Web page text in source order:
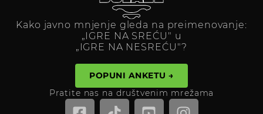
Kako javno mnjenje gleda na preimenovanje:
„IGRE NA SREĆU" u
„IGRE NA NESREĆU"?
POPUNI ANKETU →
Pratite nas na društvenim mrežama